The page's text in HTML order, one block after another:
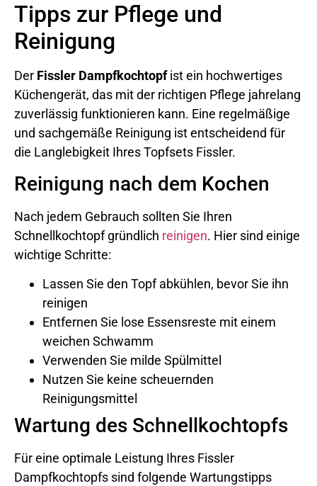
Tipps zur Pflege und
Reinigung
Der Fissler Dampfkochtopfist ein hochwertiges
Küchengerät, das mit der richtigen Pflege jahrelang
zuverlässig funktionieren kann. Eine regelmäßige
und sachgemäße Reinigung ist entscheidend für
die Langlebigkeit Ihres Topfsets Fissler.
Reinigung nach dem Kochen
Nach jedem Gebrauch sollten Sie Ihren
Schnellkochtopf gründlich reinigen. Hier sind einige
wichtige Schritte:
Lassen Sie den Topf abkühlen, bevor Sie ihn
reinigen
Entfernen Sie lose Essensreste mit einem
weichen Schwamm
Verwenden Sie milde Spülmittel
Nutzen Sie keine scheuernden
Reinigungsmittel
Wartung des Schnellkochtopfs
Für eine optimale Leistung Ihres Fissler
Dampfkochtopfs sind folgende Wartungstipps